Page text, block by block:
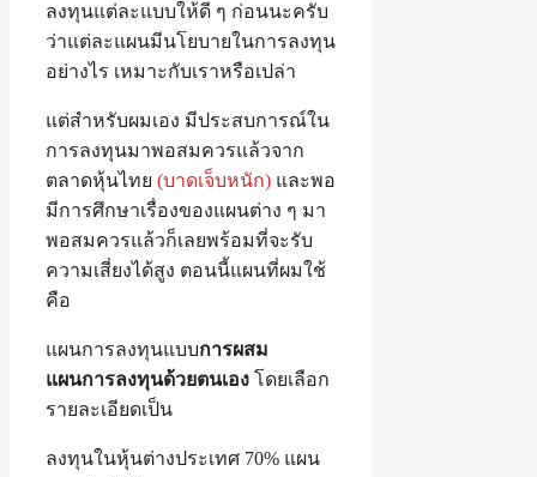
ลงทุนแต่ละแบบให้ดี ๆ ก่อนนะครับ
ว่าแต่ละแผนมีนโยบายในการลงทุน
อย่างไร เหมาะกับเราหรือเปล่า
แต่สำหรับผมเอง มีประสบการณ์ใน
การลงทุนมาพอสมควรแล้วจาก
ตลาดหุ้นไทย (บาดเจ็บหนัก) และพอ
มีการศึกษาเรื่องของแผนต่าง ๆ มา
พอสมควรแล้วก็เลยพร้อมที่จะรับ
ความเสี่ยงได้สูง ตอนนี้แผนที่ผมใช้
คือ
แผนการลงทุนแบบการผสม
แผนการลงทุนด้วยตนเอง โดยเลือก
รายละเอียดเป็น
ลงทุนในหุ้นต่างประเทศ 70% แผน